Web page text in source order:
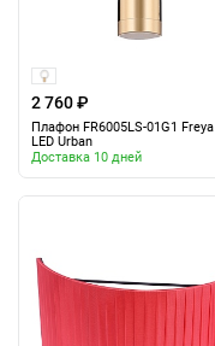
2 760 ₽
Плафон FR6005LS-01G1 Freya
LED Urban
Доставка 10 дней